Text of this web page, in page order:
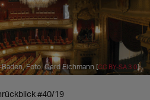
Foto: Gerd Eichmann [CC BY-SA 3.0]
#40/19